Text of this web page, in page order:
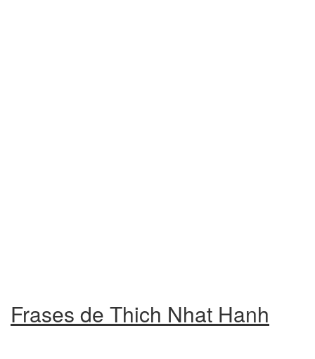
Frases de Thich Nhat Hanh